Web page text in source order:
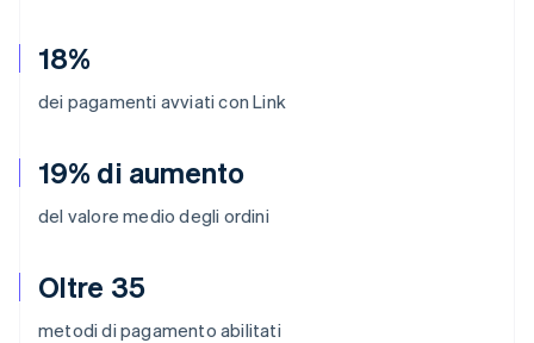
18%
dei pagamenti avviati con Link
19% di aumento
del valore medio degli ordini
Oltre 35
metodi di pagamento abilitati